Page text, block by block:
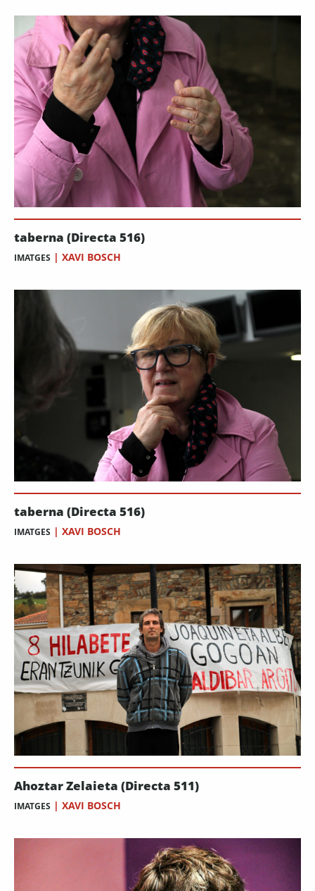
taberna (Directa 516)
IMATGES | XAVI BOSCH
taberna (Directa 516)
IMATGES | XAVI BOSCH
Ahoztar Zelaieta (Directa 511)
IMATGES | XAVI BOSCH